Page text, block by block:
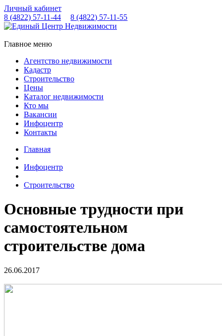
Личный кабинет
8 (4822) 57-11-44 8 (4822) 57-11-55
Главное меню
Агентство недвижимости
Кадастр
Строительство
Цены
Каталог недвижимости
Кто мы
Вакансии
Инфоцентр
Контакты
Главная
Инфоцентр
Строительство
Основные трудности при
самостоятельном
строительстве дома
26.06.2017